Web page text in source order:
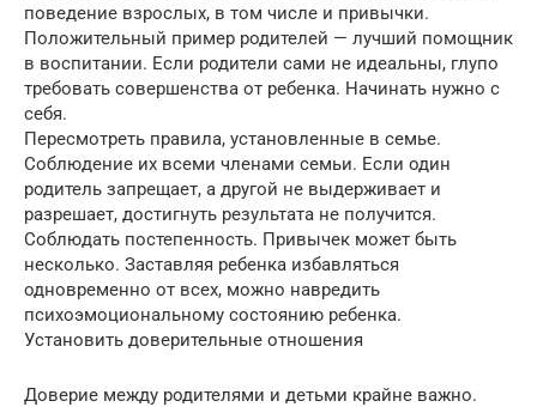
поведение взрослых, в том числе и привычки.
Положительный пример родителей — лучший помощник
в воспитании. Если родители сами не идеальны, глупо
требовать совершенства от ребенка. Начинать нужно с
себя.
Пересмотреть правила, установленные в семье.
Соблюдение их всеми членами семьи. Если один
родитель запрещает, а другой не выдерживает и
разрешает, достигнуть результата не получится.
Соблюдать постепенность. Привычек может быть
несколько. Заставляя ребенка избавляться
одновременно от всех, можно навредить
психоэмоциональному состоянию ребенка.
Установить доверительные отношения
Доверие между родителями и детьми крайне важно.